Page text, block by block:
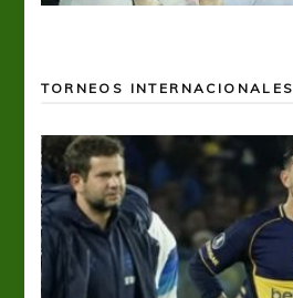
TORNEOS INTERNACIONALES